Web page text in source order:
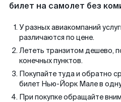
билет на самолет без
У разных авиакомпаний
различаются по цене.
Лететь транзитом дешево,
конечных пунктов.
Покупайте туда и обратно
билет Нью-Йорк Мале в
При покупке обращайте